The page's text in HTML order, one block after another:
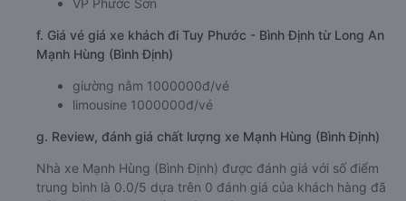
f. Giá vé giá xe khách đi Tuy Phước - Bình Định từ Long An
Mạnh Hùng (Bình Định)
giường nằm 1000000đ/vé
limousine 1000000đ/vé
g. Review, đánh giá chất lượng xe Mạnh Hùng (Bình Định)
Nhà xe Mạnh Hùng (Bình Định) được đánh giá với số điểm
trung bình là 0.0/5 dựa trên 0 đánh giá của khách hàng đã